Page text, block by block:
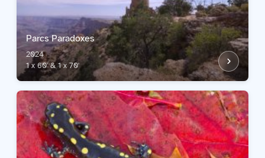
Parcs Paradoxes
2024
1 x 60' & 1 x 70'